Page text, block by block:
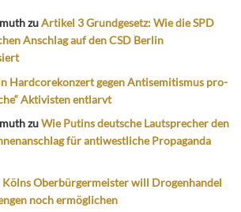
zuArtikel 3 Grundgesetz: Wie die SPD
Anschlag auf den CSD Berlin
Hardcorekonzert gegen Antisemitismus pro-
Aktivisten entlarvt
zuWie Putins deutsche Lautsprecher den
für antiwestliche Propaganda
Kölns Oberbürgermeister will Drogenhandel
noch ermöglichen